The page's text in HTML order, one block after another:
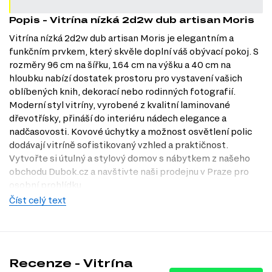
Popis - Vitrína nízká 2d2w dub artisan Moris
Vitrína nízká 2d2w dub artisan Moris je elegantním a
funkčním prvkem, který skvěle doplní váš obývací pokoj. S
rozměry 96 cm na šířku, 164 cm na výšku a 40 cm na
hloubku nabízí dostatek prostoru pro vystavení vašich
oblíbených knih, dekorací nebo rodinných fotografií.
Moderní styl vitríny, vyrobené z kvalitní laminované
dřevotřísky, přináší do interiéru nádech elegance a
nadčasovosti. Kovové úchytky a možnost osvětlení polic
dodávají vitríně sofistikovaný vzhled a praktičnost.
Vytvořte si útulný a stylový domov s nábytkem z našeho
obchodu Dubok.cz a navštivte naši prodejnu v Praze pro
osobní prohlídku.
Charakteristiky, vlastnosti a výhody
prostor pro vystavení různých předmětů, aniž by zabírala příliš
Číst celý text
Recenze - Vitrína